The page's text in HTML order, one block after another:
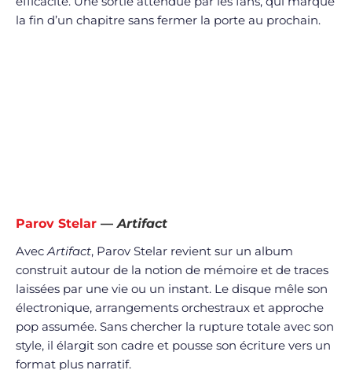
la fin d’un chapitre sans fermer la porte au prochain.
Parov Stelar —Artifact
AvecArtifact, Parov Stelar revient sur un album
construit autour de la notion de mémoire et de traces
laissées par une vie ou un instant. Le disque mêle son
électronique, arrangements orchestraux et approche
pop assumée. Sans chercher la rupture totale avec son
style, il élargit son cadre et pousse son écriture vers un
format plus narratif.